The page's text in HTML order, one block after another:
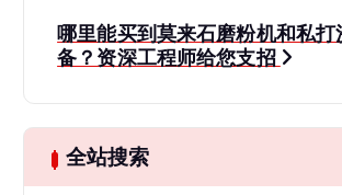
航哪里能买到莫来石磨粉机和私打
备？资深工程师给您支招
全站搜索